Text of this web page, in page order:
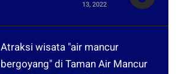
Dikendalikan dari
13, 2022
Atraksi wisata "air mancur
bergoyang" di Taman Air Mancur